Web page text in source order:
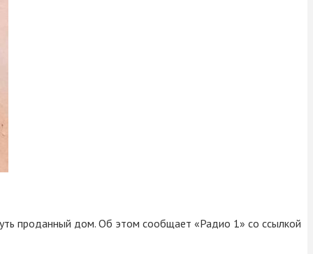
проданный дом. Об этом сообщает «Радио 1» со ссылкой